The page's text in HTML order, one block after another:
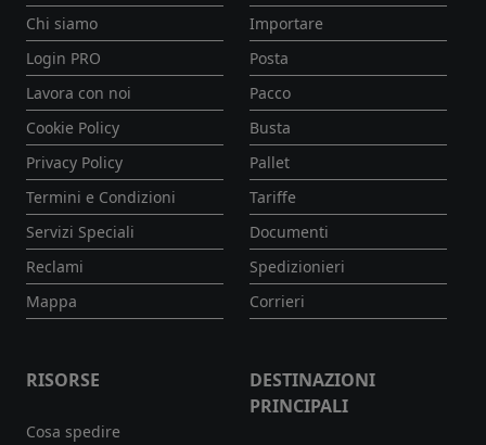
Chi siamo
Login PRO
Lavora con noi
Cookie Policy
Privacy Policy
Termini e Condizioni
Servizi Speciali
Reclami
Mappa
Importare
Posta
Pacco
Busta
Pallet
Tariffe
Documenti
Spedizionieri
Corrieri
RISORSE
Cosa spedire
DESTINAZIONI
PRINCIPALI